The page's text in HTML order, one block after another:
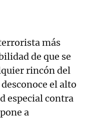
más
de que se
rincón del
el alto
especial contra
a